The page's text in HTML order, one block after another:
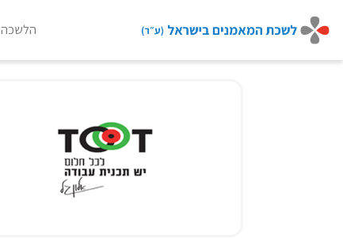
content
הלשכה